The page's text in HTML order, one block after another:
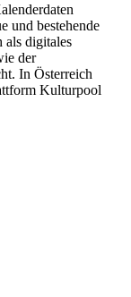
und bestehende
als digitales
der
In Österreich
Kulturpool